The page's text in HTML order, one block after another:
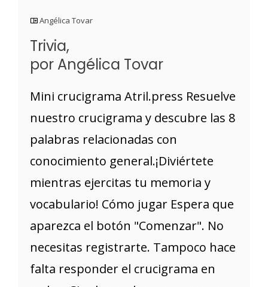
Angélica Tovar
Trivia,
por Angélica Tovar
Mini crucigrama Atril.press Resuelve
nuestro crucigrama y descubre las 8
palabras relacionadas con
conocimiento general.¡Diviértete
mientras ejercitas tu memoria y
vocabulario! Cómo jugar Espera que
aparezca el botón "Comenzar". No
necesitas registrarte. Tampoco hace
falta responder el crucigrama en